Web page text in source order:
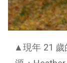
▲現年 21 歲